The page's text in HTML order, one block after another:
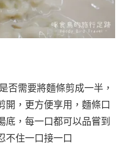
否需要將麵條剪成一半，
開，更方便享用，麵條口
底，每一口都可以品嘗到
不住一口接一口